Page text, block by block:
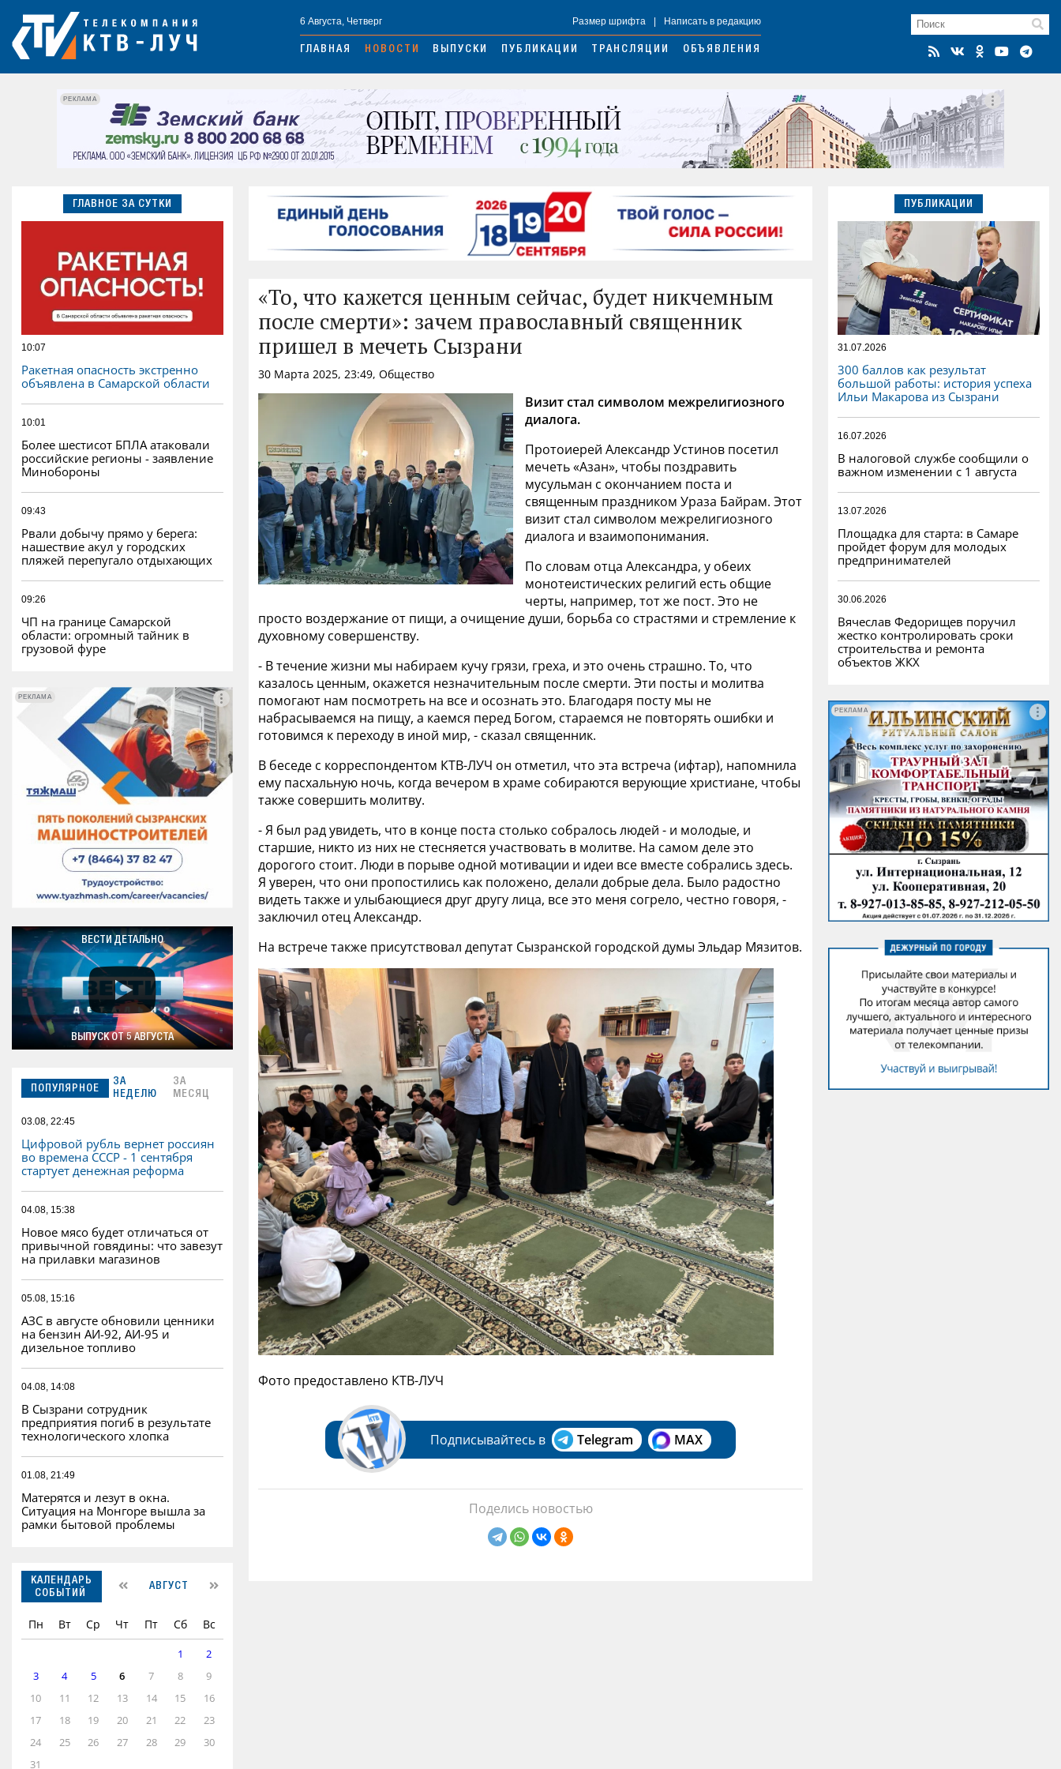
6 Августа, Четверг Размер шрифта Написать в редакцию
ГЛАВНАЯ НОВОСТИ ВЫПУСКИ ПУБЛИКАЦИИ ТРАНСЛЯЦИИ ОБЪЯВЛЕНИЯ
РЕКЛАМА
ГЛАВНОЕ ЗА СУТКИ
10:07
Ракетная опасность экстренно
объявлена в Самарской области
10:01
Более шестисот БПЛА атаковали
российские регионы - заявление
Минобороны
09:43
Рвали добычу прямо у берега:
нашествие акул у городских
пляжей перепугало отдыхающих
09:26
ЧП на границе Самарской
области: огромный тайник в
грузовой фуре
РЕКЛАМА РЕКЛАМА
ВЕСТИ ДЕТАЛЬНО
ВЫПУСК ОТ 5 АВГУСТА
ПОПУЛЯРНОЕ
ЗА
НЕДЕЛЮ
ЗА
МЕСЯЦ
03.08, 22:45
Цифровой рубль вернет россиян
во времена СССР - 1 сентября
стартует денежная реформа
04.08, 15:38
Новое мясо будет отличаться от
привычной говядины: что завезут
на прилавки магазинов
05.08, 15:16
АЗС в августе обновили ценники
на бензин АИ-92, АИ-95 и
дизельное топливо
04.08, 14:08
В Сызрани сотрудник
предприятия погиб в результате
технологического хлопка
01.08, 21:49
Матерятся и лезут в окна.
Ситуация на Монгоре вышла за
рамки бытовой проблемы
КАЛЕНДАРЬ
СОБЫТИЙ
АВГУСТ
Пн Вт Ср Чт Пт Сб Вс
1
2
3
4 5 6 7 8
9
10
11 12 13 14 15
16
17
18 19 20 21 22
23
24
25 26 27 28 29
30
31
«То, что кажется ценным сейчас, будет никчемным
после смерти»: зачем православный священник
пришел в мечеть Сызрани
30 Марта 2025, 23:49, Общество
Визит стал символом межрелигиозного
диалога.
Протоиерей Александр Устинов посетил
мечеть «Азан», чтобы поздравить
мусульман с окончанием поста и
священным праздником Ураза Байрам. Этот
визит стал символом межрелигиозного
диалога и взаимопонимания.
По словам отца Александра, у обеих
монотеистических религий есть общие
черты, например, тот же пост. Это не
просто воздержание от пищи, а очищение души, борьба со страстями и стремление к
духовному совершенству.
- В течение жизни мы набираем кучу грязи, греха, и это очень страшно. То, что
казалось ценным, окажется незначительным после смерти. Эти посты и молитва
помогают нам посмотреть на все и осознать это. Благодаря посту мы не
набрасываемся на пищу, а каемся перед Богом, стараемся не повторять ошибки и
готовимся к переходу в иной мир, - сказал священник.
В беседе с корреспондентом КТВ-ЛУЧ он отметил, что эта встреча (ифтар), напомнила
ему пасхальную ночь, когда вечером в храме собираются верующие христиане, чтобы
также совершить молитву.
- Я был рад увидеть, что в конце поста столько собралось людей - и молодые, и
старшие, никто из них не стесняется участвовать в молитве. На самом деле это
дорогого стоит. Люди в порыве одной мотивации и идеи все вместе собрались здесь.
Я уверен, что они пропостились как положено, делали добрые дела. Было радостно
видеть также и улыбающиеся друг другу лица, все это меня согрело, честно говоря, -
заключил отец Александр.
На встрече также присутствовал депутат Сызранской городской думы Эльдар Мязитов.
Фото предоставлено КТВ-ЛУЧ
Подписывайтесь в Telegram MAX
Поделись новостью
ПУБЛИКАЦИИ
31.07.2026
300 баллов как результат
большой работы: история успеха
Ильи Макарова из Сызрани
16.07.2026
В налоговой службе сообщили о
важном изменении с 1 августа
13.07.2026
Площадка для старта: в Самаре
пройдет форум для молодых
предпринимателей
30.06.2026
Вячеслав Федорищев поручил
жестко контролировать сроки
строительства и ремонта
объектов ЖКХ
РЕКЛАМА